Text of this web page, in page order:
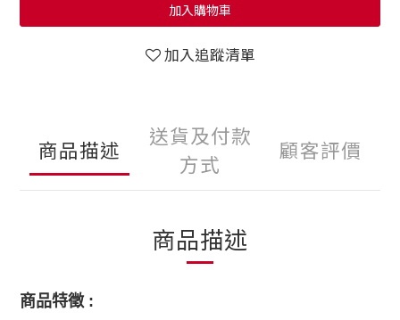
加入購物車
加入追蹤清單
商品描述
送貨及付款
方式
顧客評價
商品描述
商品特徵: